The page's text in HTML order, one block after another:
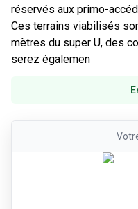
réservés aux primo-
Ces terrains viabilisés
mètres du super U, des
serez égalemen